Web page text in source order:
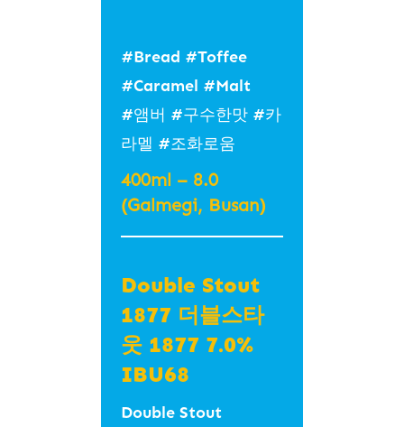
#Bread #Toffee
#Caramel #Malt
#앰버 #구수한맛 #카
라멜 #조화로움
400ml – 8.0
(Galmegi, Busan)
Double Stout
1877 더블스타
웃 1877 7.0%
IBU68
Double Stout